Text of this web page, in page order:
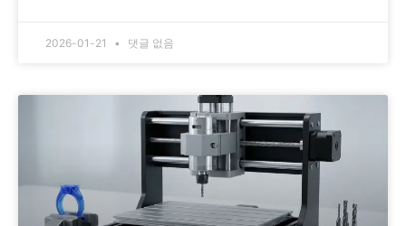
2026-01-21 댓글 없음